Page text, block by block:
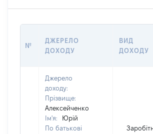
№
ДЖЕРЕЛО
ДОХОДУ
ВИД
ДОХОДУ
Джерело
доходу:
Прізвище:
Алексейченко
Ім'я:
Юрій
По батькові